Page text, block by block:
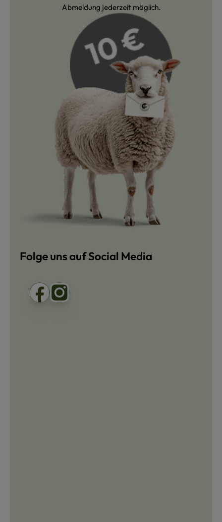
Abmeldung jederzeit möglich.
Folge uns auf Social Media